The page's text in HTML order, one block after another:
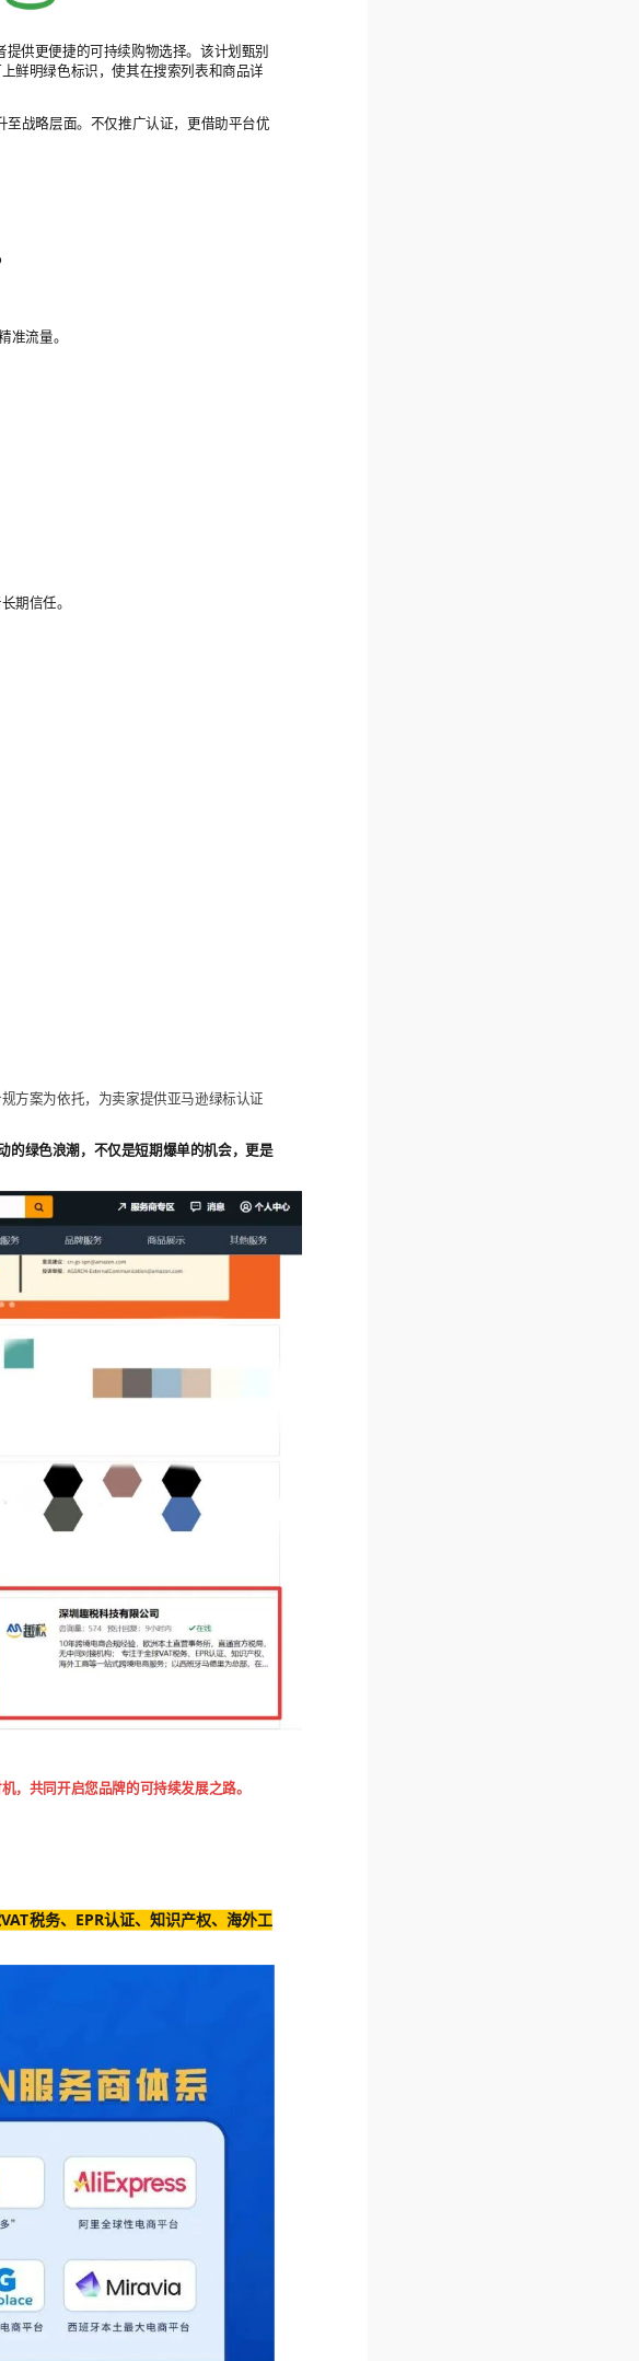
提供更便捷的可持续购物选择。该计划甄别
鲜明绿色标识，使其在搜索列表和商品详
至战略层面。不仅推广认证，更借助平台优
准流量。
期信任。
方案为依托，为卖家提供亚马逊绿标认证
的绿色浪潮，不仅是短期爆单的机会，更是
，共同开启您品牌的可持续发展之路。
税务、EPR认证、知识产权、海外工